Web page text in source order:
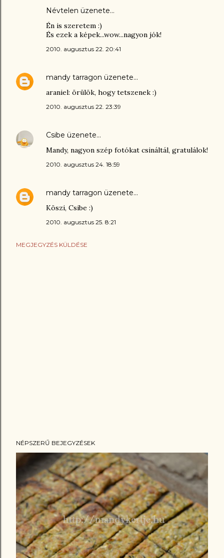
Névtelen üzenete…
Én is szeretem :)
És ezek a képek...wow...nagyon jók!
2010. augusztus 22. 20:41
mandy tarragon üzenete…
araniel: örülök, hogy tetszenek :)
2010. augusztus 22. 23:39
Csibe üzenete…
Mandy, nagyon szép fotókat csináltál, gratulálok!
2010. augusztus 24. 18:59
mandy tarragon üzenete…
Köszi, Csibe :)
2010. augusztus 25. 8:21
MEGJEGYZÉS KÜLDÉSE
NÉPSZERŰ BEJEGYZÉSEK